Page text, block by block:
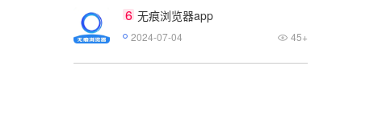
6 无痕浏览器app
2024-07-04 45+